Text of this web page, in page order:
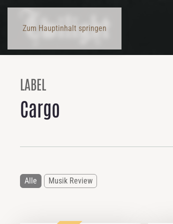
Zum Hauptinhalt springen
LABEL
Cargo
Alle Musik Review